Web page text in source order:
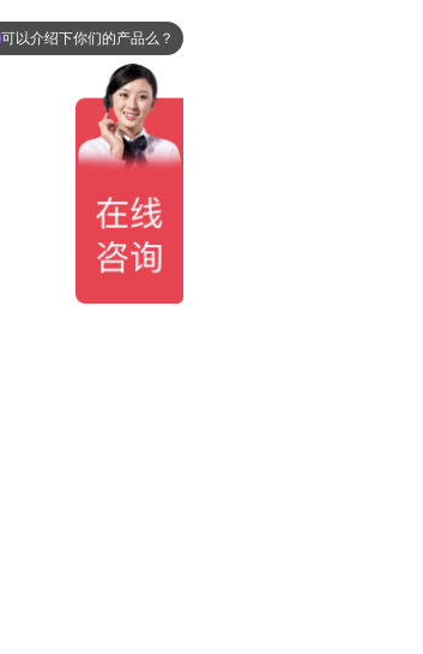
可以介绍下你们的产品么？